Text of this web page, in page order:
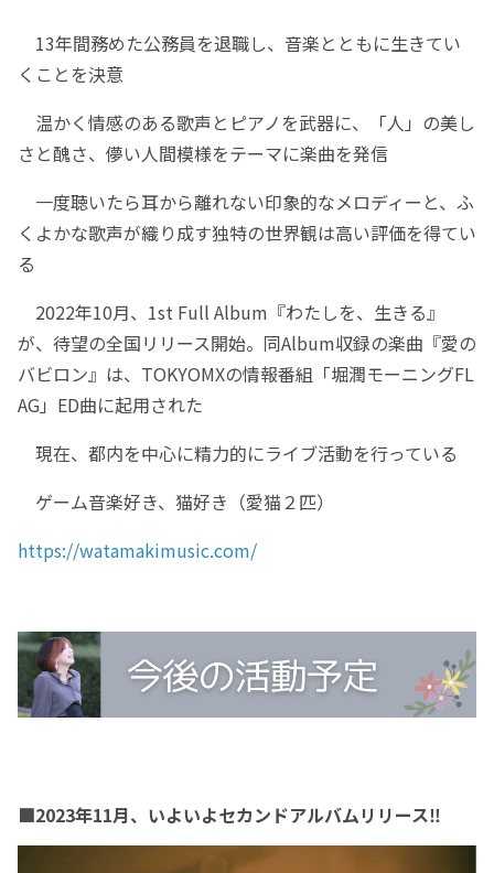
13年間務めた公務員を退職し、音楽とともに生きてい
くことを決意
温かく情感のある歌声とピアノを武器に、「人」の美し
さと醜さ、儚い人間模様をテーマに楽曲を発信
一度聴いたら耳から離れない印象的なメロディーと、ふ
くよかな歌声が織り成す独特の世界観は高い評価を得てい
る
2022年10月、1st Full Album『わたしを、生きる』
が、待望の全国リリース開始。同Album収録の楽曲『愛の
バビロン』は、TOKYOMXの情報番組「堀潤モーニングFL
AG」ED曲に起用された
現在、都内を中心に精力的にライブ活動を行っている
ゲーム音楽好き、猫好き（愛猫２匹）
https://watamakimusic.com/
■2023年11月、いよいよセカンドアルバムリリース‼